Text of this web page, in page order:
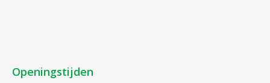
Openingstijden